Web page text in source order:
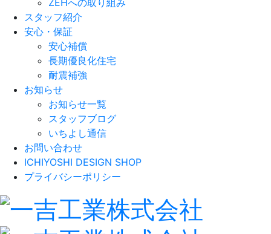
スタッフ紹介
安心・保証
安心補償
長期優良化住宅
耐震補強
お知らせ
お知らせ一覧
スタッフブログ
いちよし通信
お問い合わせ
ICHIYOSHI DESIGN SHOP
プライバシーポリシー